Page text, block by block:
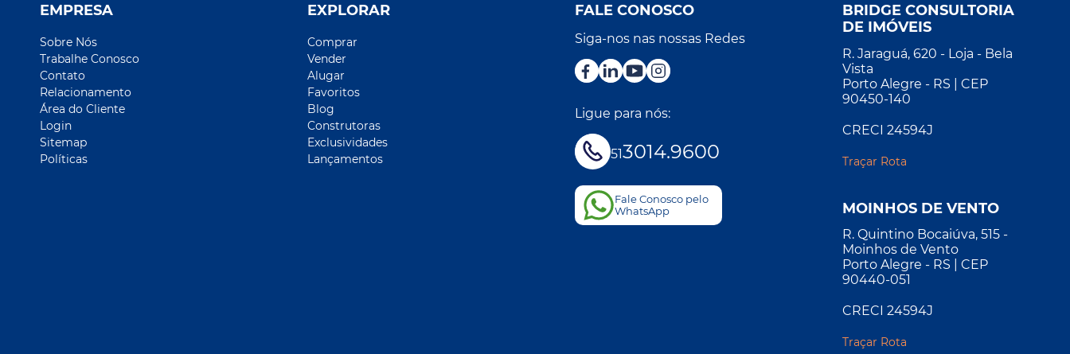
EMPRESA
Sobre Nós
Trabalhe Conosco
Contato
Relacionamento
Área do Cliente
Login
Sitemap
Políticas
EXPLORAR
Comprar
Vender
Alugar
Favoritos
Blog
Construtoras
Exclusividades
Lançamentos
FALE CONOSCO
Siga-nos nas nossas Redes
Ligue para nós:
513014.9600
Fale Conosco pelo
WhatsApp
BRIDGE CONSULTORIA
DE IMÓVEIS
R. Jaraguá, 620 - Loja - Bela
Vista
Porto Alegre - RS | CEP
90450-140
CRECI 24594J
Traçar Rota
MOINHOS DE VENTO
R. Quintino Bocaiúva, 515 -
Moinhos de Vento
Porto Alegre - RS | CEP
90440-051
CRECI 24594J
Traçar Rota